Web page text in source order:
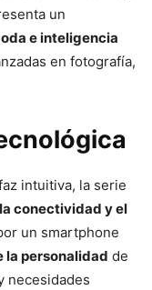
un
e inteligencia
en fotografía,
intuitiva, la serie
conectividad y el
un smartphone
la personalidad de
necesidades